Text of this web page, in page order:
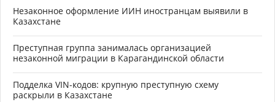
Незаконное оформление ИИН иностранцам выявили в
Казахстане
Преступная группа занималась организацией
незаконной миграции в Карагандинской области
Подделка VIN-кодов: крупную преступную схему
раскрыли в Казахстане